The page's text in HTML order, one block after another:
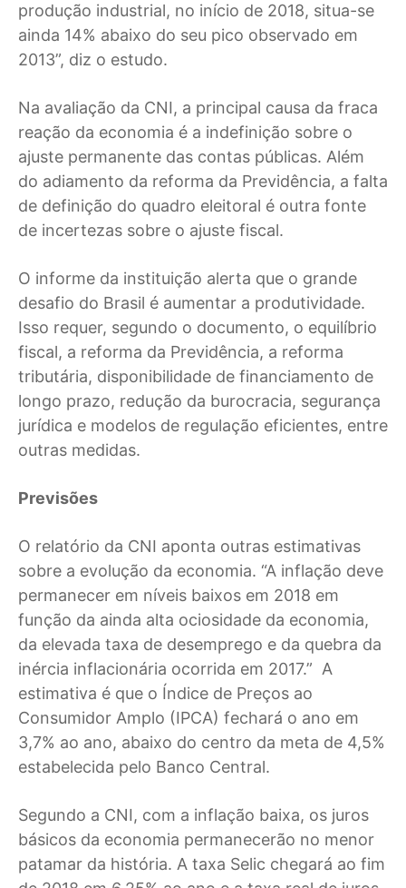
produção industrial, no início de 2018, situa-se
ainda 14% abaixo do seu pico observado em
2013”, diz o estudo.
Na avaliação da CNI, a principal causa da fraca
reação da economia é a indefinição sobre o
ajuste permanente das contas públicas. Além
do adiamento da reforma da Previdência, a falta
de definição do quadro eleitoral é outra fonte
de incertezas sobre o ajuste fiscal.
O informe da instituição alerta que o grande
desafio do Brasil é aumentar a produtividade.
Isso requer, segundo o documento, o equilíbrio
fiscal, a reforma da Previdência, a reforma
tributária, disponibilidade de financiamento de
longo prazo, redução da burocracia, segurança
jurídica e modelos de regulação eficientes, entre
outras medidas.
Previsões
O relatório da CNI aponta outras estimativas
sobre a evolução da economia. “A inflação deve
permanecer em níveis baixos em 2018 em
função da ainda alta ociosidade da economia,
da elevada taxa de desemprego e da quebra da
inércia inflacionária ocorrida em 2017.” A
estimativa é que o Índice de Preços ao
Consumidor Amplo (IPCA) fechará o ano em
3,7% ao ano, abaixo do centro da meta de 4,5%
estabelecida pelo Banco Central.
Segundo a CNI, com a inflação baixa, os juros
básicos da economia permanecerão no menor
patamar da história. A taxa Selic chegará ao fim